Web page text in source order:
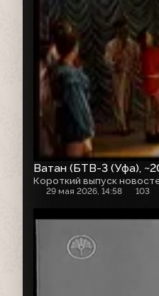
Ватан (БТВ-3 (Уфа),
Короткий выпуск
29 мая 2026, 14:58 103